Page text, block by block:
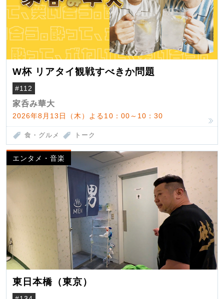
W杯 リアタイ観戦すべきか問題
#112
家呑み華大
2026年8月13日（木）よる10：00～10：30
食・グルメ トーク
エンタメ・音楽
東日本橋（東京）